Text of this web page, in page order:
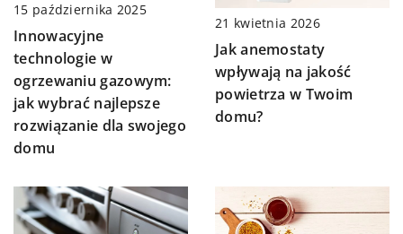
15 października 2025
Innowacyjne
technologie w
ogrzewaniu gazowym:
jak wybrać najlepsze
rozwiązanie dla swojego
domu
21 kwietnia 2026
Jak anemostaty
wpływają na jakość
powietrza w Twoim
domu?